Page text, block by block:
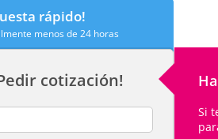
rápido!
menos de 24 horas
cotización!
Si